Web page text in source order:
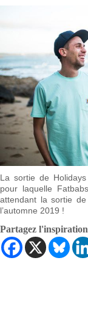
La sortie de
pour laquelle
attendant la sortie
l’automne 2019 !
Partagez l'inspiration